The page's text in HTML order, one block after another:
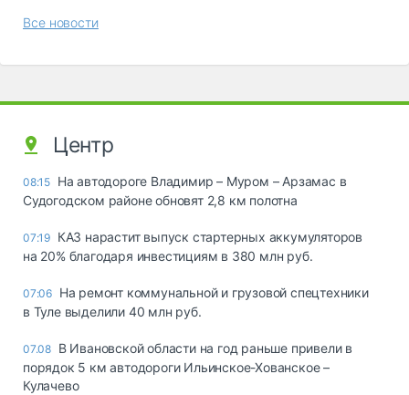
Все новости
Центр
08:15 На автодороге Владимир – Муром – Арзамас в
Судогодском районе обновят 2,8 км полотна
07:19 КАЗ нарастит выпуск стартерных аккумуляторов
на 20% благодаря инвестициям в 380 млн руб.
07:06 На ремонт коммунальной и грузовой спецтехники
в Туле выделили 40 млн руб.
07.08 В Ивановской области на год раньше привели в
порядок 5 км автодороги Ильинское-Хованское –
Кулачево